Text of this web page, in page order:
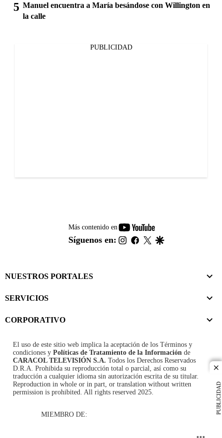
PUBLICIDAD
Manuel encuentra a María besándose con Willington en
la calle
PUBLICIDAD
Más contenido en
youtube-
footer
Síguenos en: instagram
facebook
twitter
NUESTROS PORTALES
SERVICIOS
CORPORATIVO
El uso de este sitio web implica la aceptación de los Términos y
condiciones y Políticas de Tratamiento de la Información de
CARACOL TELEVISIÓN S.A. Todos los Derechos Reservados
D.R.A. Prohibida su reproducción total o parcial, así como su
traducción a cualquier idioma sin autorización escrita de su titular.
Reproduction in whole or in part, or translation without written
permission is prohibited. All rights reserved 2025.
MIEMBRO DE: